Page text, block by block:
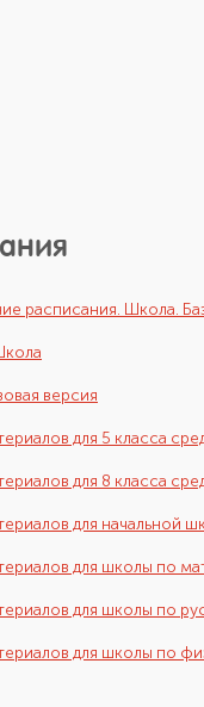
расписания. Школа.
версия
для 5 класса
для 8 класса
для начальной
для школы по
для школы по
для школы по